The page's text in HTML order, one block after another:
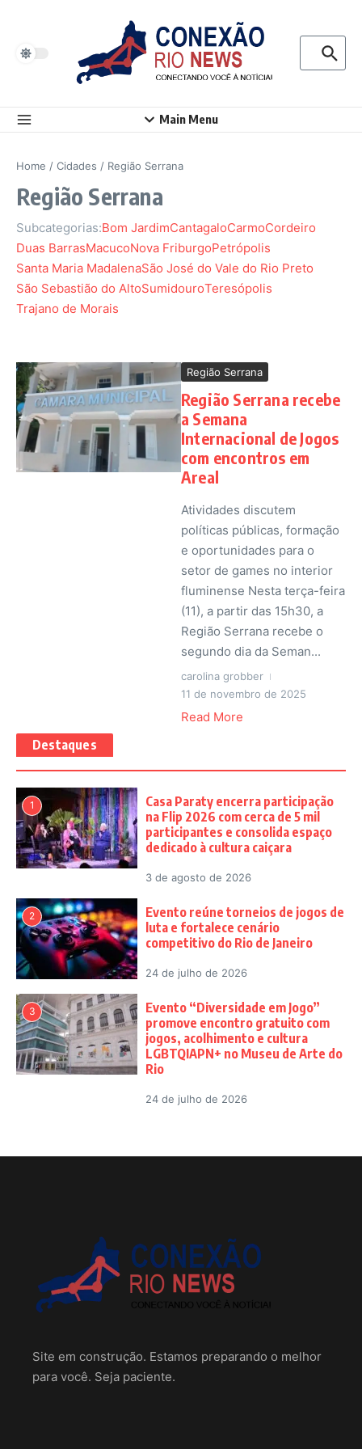
Procurar
Main Menu
Home / Cidades / Região Serrana
Região Serrana
Subcategorias:Bom JardimCantagaloCarmoCordeiro
Duas BarrasMacucoNova FriburgoPetrópolis
Santa Maria MadalenaSão José do Vale do Rio Preto
São Sebastião do AltoSumidouroTeresópolis
Trajano de Morais
Região Serrana
Região Serrana recebe
a Semana
Internacional de Jogos
com encontros em
Areal
Atividades discutem
políticas públicas, formação
e oportunidades para o
setor de games no interior
fluminense Nesta terça-feira
(11), a partir das 15h30, a
Região Serrana recebe o
segundo dia da Seman...
carolina grobber
11 de novembro de 2025
Read More
Destaques
1
Casa Paraty encerra participação
na Flip 2026 com cerca de 5 mil
participantes e consolida espaço
dedicado à cultura caiçara
3 de agosto de 2026
2
Evento reúne torneios de jogos de
luta e fortalece cenário
competitivo do Rio de Janeiro
24 de julho de 2026
3
Evento “Diversidade em Jogo”
promove encontro gratuito com
jogos, acolhimento e cultura
LGBTQIAPN+ no Museu de Arte do
Rio
24 de julho de 2026
Site em construção. Estamos preparando o melhor
para você. Seja paciente.